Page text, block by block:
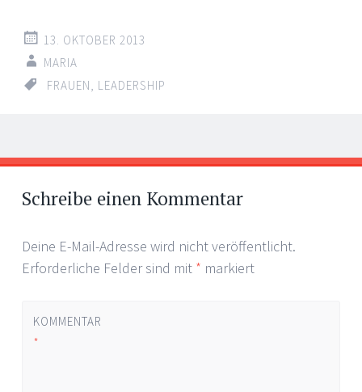
13. OKTOBER 2013
MARIA
FRAUEN
LEADERSHIP
Artikel-
Navigation
←
→
Schreibe einen Kommentar
Deine E-Mail-Adresse wird nicht veröffentlicht.
Erforderliche Felder sind mit * markiert
KOMMENTAR
*